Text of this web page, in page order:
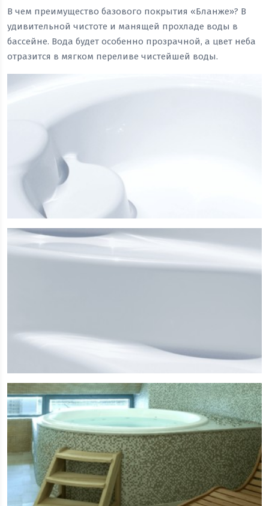
В чем преимущество базового покрытия «Бланже»? В
удивительной чистоте и манящей прохладе воды в
бассейне. Вода будет особенно прозрачной, а цвет неба
отразится в мягком переливе чистейшей воды.